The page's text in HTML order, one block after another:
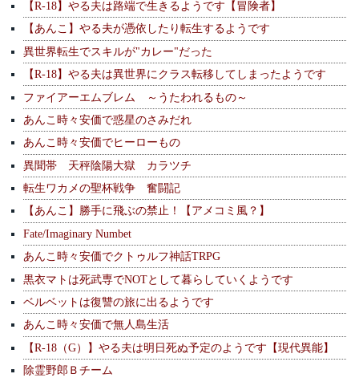
【R-18】やる夫は路端で生きるようです【冒険者】
【あんこ】やる夫が憑依したり転生するようです
異世界転生でスキルが"カレー"だった
【R-18】やる夫は異世界にクラス転移してしまったようです
ファイアーエムブレム ～うたわれるもの～
あんこ時々安価で惑星のさみだれ
あんこ時々安価でヒーローもの
異聞帯 天秤陰陽大獄 カラツチ
転生ワカメの聖杯戦争 奮闘記
【あんこ】勝手に飛ぶの禁止！【アメコミ風？】
Fate/Imaginary Numbet
あんこ時々安価でクトゥルフ神話TRPG
黒衣マトは死武専でNOTとして暮らしていくようです
ベルベットは復讐の旅に出るようです
あんこ時々安価で無人島生活
【R-18（G）】やる夫は明日死ぬ予定のようです【現代異能】
除霊野郎Ｂチーム